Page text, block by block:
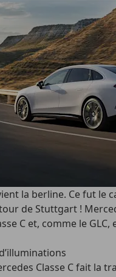
la berline. Ce fut le
de Stuttgart !
C et, comme le
Classe C fait la